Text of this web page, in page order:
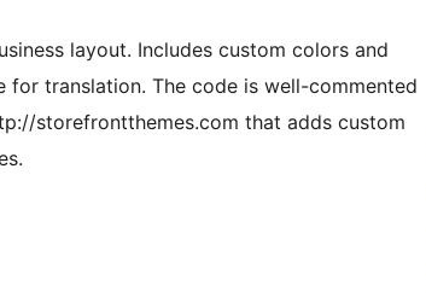
layout. Includes custom colors and
translation. The code is well-commented
storefrontthemes.com that adds custom